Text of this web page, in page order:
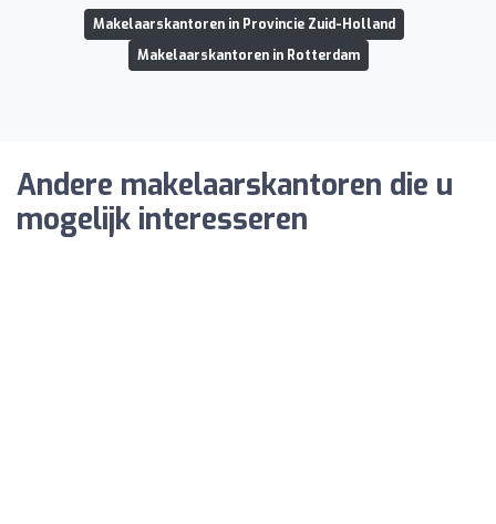
Makelaarskantoren in Provincie Zuid-Holland
Makelaarskantoren in Rotterdam
Andere makelaarskantoren die u
mogelijk interesseren